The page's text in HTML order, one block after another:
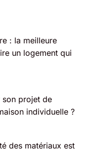
: la meilleure
un logement qui
son projet de
individuelle ?
des matériaux est